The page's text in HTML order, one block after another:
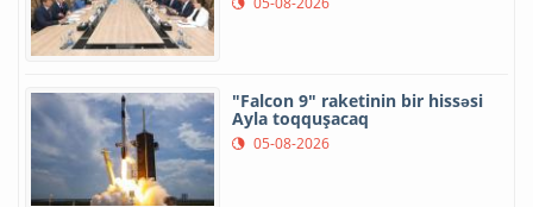
"Falcon 9" raketinin bir hissəsi
Ayla toqquşacaq
05-08-2026